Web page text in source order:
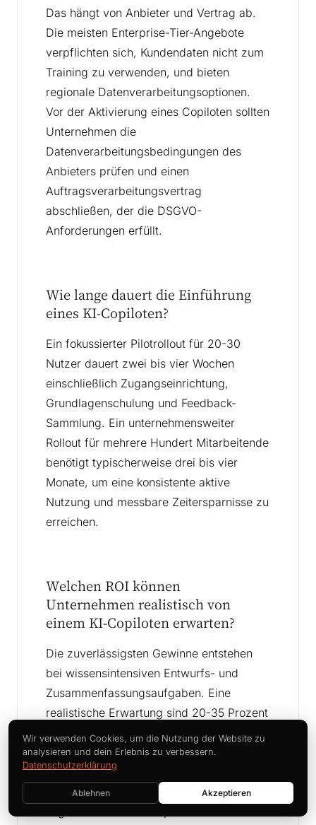
Das hängt von Anbieter und Vertrag ab.
Die meisten Enterprise-Tier-Angebote
verpflichten sich, Kundendaten nicht zum
Training zu verwenden, und bieten
regionale Datenverarbeitungsoptionen.
Vor der Aktivierung eines Copiloten sollten
Unternehmen die
Datenverarbeitungsbedingungen des
Anbieters prüfen und einen
Auftragsverarbeitungsvertrag
abschließen, der die DSGVO-
Anforderungen erfüllt.
Wie lange dauert die Einführung
eines KI-Copiloten?
Ein fokussierter Pilotrollout für 20-30
Nutzer dauert zwei bis vier Wochen
einschließlich Zugangseinrichtung,
Grundlagenschulung und Feedback-
Sammlung. Ein unternehmensweiter
Rollout für mehrere Hundert Mitarbeitende
benötigt typischerweise drei bis vier
Monate, um eine konsistente aktive
Nutzung und messbare Zeitersparnisse zu
erreichen.
Welchen ROI können
Unternehmen realistisch von
einem KI-Copiloten erwarten?
Die zuverlässigsten Gewinne entstehen
bei wissensintensiven Entwurfs- und
Zusammenfassungsaufgaben. Eine
realistische Erwartung sind 20-35 Prozent
Zeitersparnis bei E-Mail,
Besprechungsdokumentation und
Berichtserstellung für aktive Nutzer.
Lizenzkosten für führende Plattformen
Wir verwenden Cookies, um die Nutzung der Website zu
analysieren und dein Erlebnis zu verbessern.
Datenschutzerklärung
Ablehnen Akzeptieren